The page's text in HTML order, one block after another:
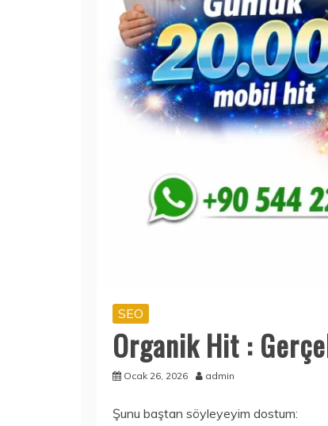
SEO
Organik Hit :
Ocak 26, 2026 admin
Şunu baştan söyleyeyim dostum: